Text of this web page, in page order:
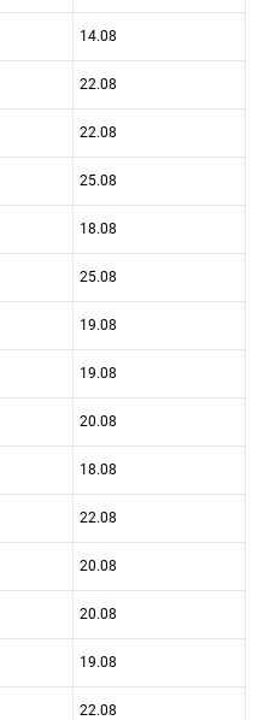
14.08
22.08
22.08
25.08
18.08
25.08
19.08
19.08
20.08
18.08
22.08
20.08
20.08
19.08
22.08